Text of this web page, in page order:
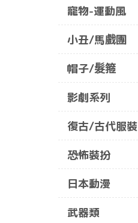
寵物-運動風
小丑/馬戲團
帽子/髮箍
影劇系列
復古/古代服裝
恐怖裝扮
日本動漫
武器類